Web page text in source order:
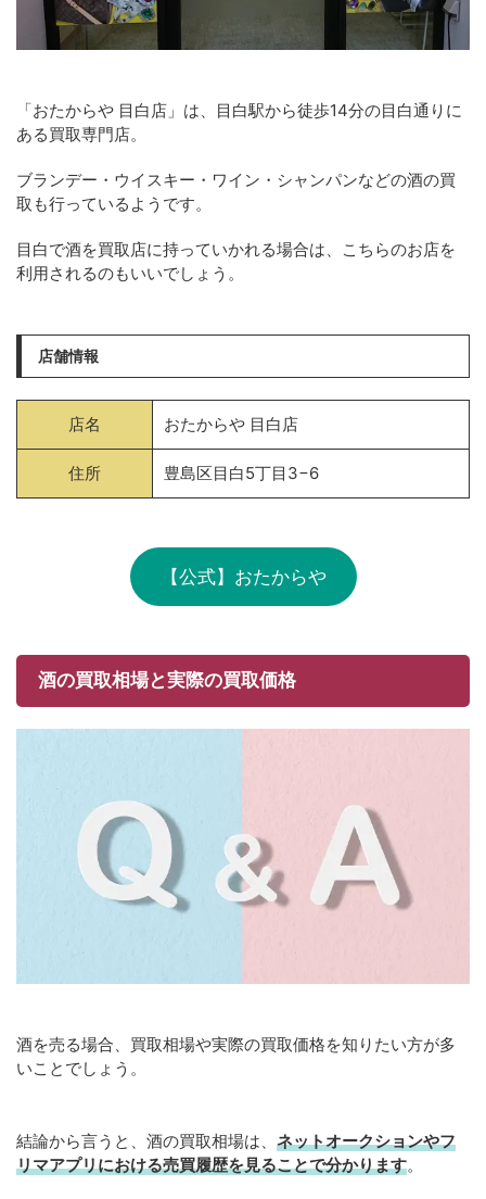
「おたからや 目白店」は、目白駅から徒歩14分の目白通りに
ある買取専門店。
ブランデー・ウイスキー・ワイン・シャンパンなどの酒の買
取も行っているようです。
目白で酒を買取店に持っていかれる場合は、こちらのお店を
利用されるのもいいでしょう。
店舗情報
店名 おたからや 目白店
住所 豊島区目白5丁目3−6
【公式】おたからや
酒の買取相場と実際の買取価格
酒を売る場合、買取相場や実際の買取価格を知りたい方が多
いことでしょう。
結論から言うと、酒の買取相場は、 ネットオークションやフ
リマアプリにおける売買履歴を見ることで分かります。